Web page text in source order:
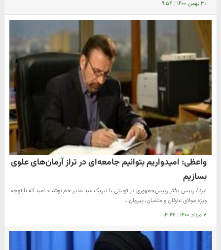
۳۰ بهمن ۱۴۰۰ | ۹:۵۴
واعظی: امیدواریم بتوانیم جامعه‌ای در تراز آرمان‌های علوی
بسازیم
ایرنا/ رییس دفتر رییس‌جمهوری در توییتی با تبریک عید غدیر خم نوشت: امید که با توجه
ویژه مولای عارفان و متقیان، پیروان…
۷ مرداد ۱۴۰۰ | ۱۳:۴۶